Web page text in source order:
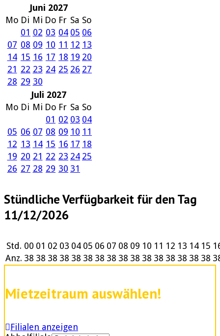
Juni 2027
Mo Di Mi Do Fr Sa So
01 02 03 04 05 06
07 08 09 10 11 12 13
14 15 16 17 18 19 20
21 22 23 24 25 26 27
28 29 30
Juli 2027
Mo Di Mi Do Fr Sa So
01 02 03 04
05 06 07 08 09 10 11
12 13 14 15 16 17 18
19 20 21 22 23 24 25
26 27 28 29 30 31
Stündliche Verfügbarkeit für den Tag
11/12/2026
Std. 00 01 02 03 04 05 06 07 08 09 10 11 12 13 14 15
Anz. 38 38 38 38 38 38 38 38 38 38 38 38 38 38 38 38
Mietzeitraum auswählen!
Filialen anzeigen